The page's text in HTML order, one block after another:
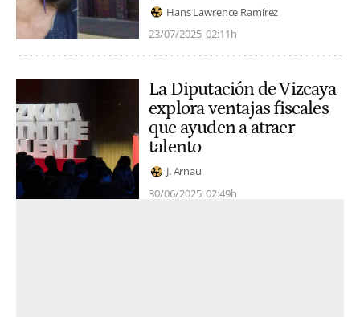
Hans Lawrence Ramírez
23/07/2025 02:11h
La Diputación de Vizcaya
explora ventajas fiscales
que ayuden a atraer
talento
J. Arnau
30/06/2025 02:49h